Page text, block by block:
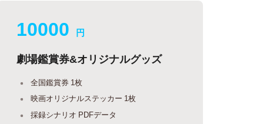
10000 円
劇場鑑賞券&オリジナルグッズ
全国鑑賞券 1枚
映画オリジナルステッカー 1枚
採録シナリオ PDFデータ